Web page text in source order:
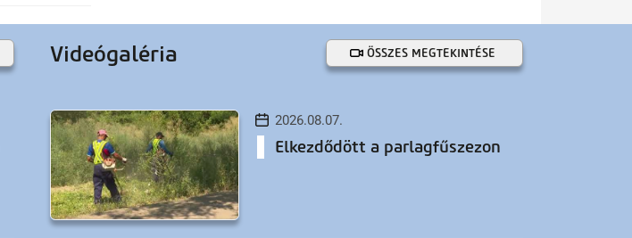
Videógaléria ÖSSZES MEGTEKINTÉSE
2026.08.07.
Elkezdődött a parlagfűszezon